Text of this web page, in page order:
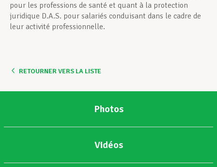
pour les professions de santé et quant à la protection
juridique D.A.S. pour salariés conduisant dans le cadre de
leur activité professionnelle.
RETOURNER VERS LA LISTE
Photos
Vidéos